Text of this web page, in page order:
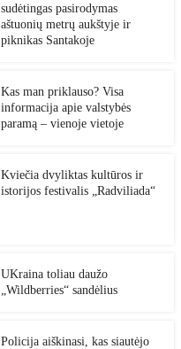
sudėtingas pasirodymas
aštuonių metrų aukštyje ir
piknikas Santakoje
Kas man priklauso? Visa
informacija apie valstybės
paramą – vienoje vietoje
Kviečia dvyliktas kultūros ir
istorijos festivalis „Radviliada“
UKraina toliau daužo
„Wildberries“ sandėlius
Policija aiškinasi, kas siautėjo